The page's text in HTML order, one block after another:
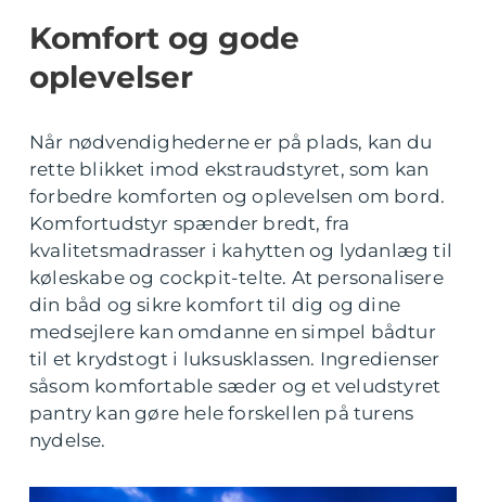
Komfort og gode
oplevelser
Når nødvendighederne er på plads, kan du
rette blikket imod ekstraudstyret, som kan
forbedre komforten og oplevelsen om bord.
Komfortudstyr spænder bredt, fra
kvalitetsmadrasser i kahytten og lydanlæg til
køleskabe og cockpit-telte. At personalisere
din båd og sikre komfort til dig og dine
medsejlere kan omdanne en simpel bådtur
til et krydstogt i luksusklassen. Ingredienser
såsom komfortable sæder og et veludstyret
pantry kan gøre hele forskellen på turens
nydelse.